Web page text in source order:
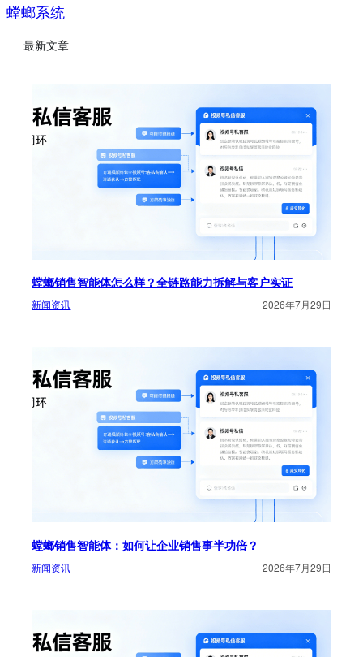
螳螂系统
最新文章
螳螂销售智能体怎么样？全链路能力拆解与客户实证
新闻资讯 2026年7月29日
螳螂销售智能体：如何让企业销售事半功倍？
新闻资讯 2026年7月29日